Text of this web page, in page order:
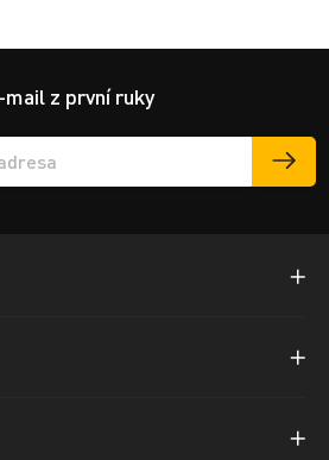
mail z první ruky